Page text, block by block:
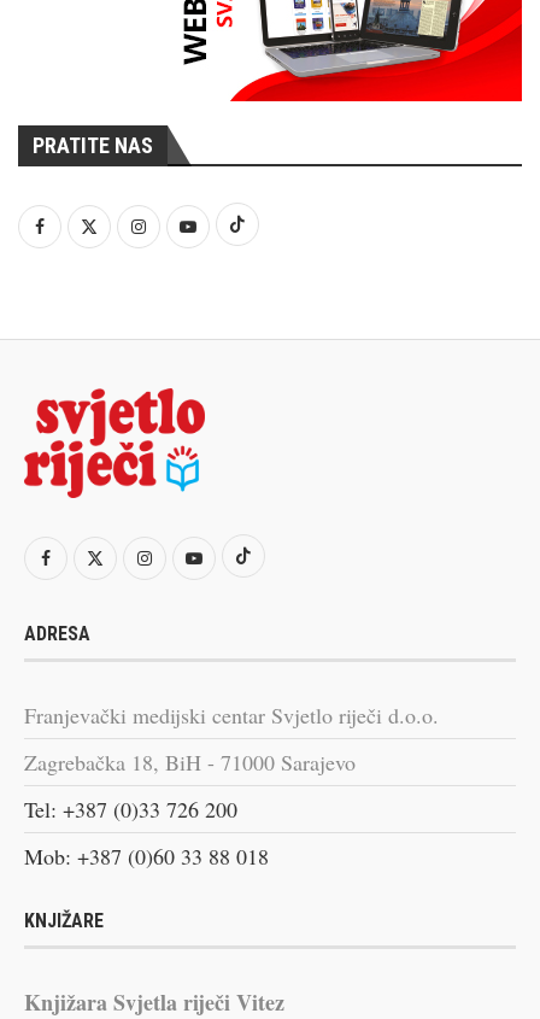
PRATITE NAS
ADRESA
Franjevački medijski centar Svjetlo riječi d.o.o.
Zagrebačka 18, BiH - 71000 Sarajevo
Tel: +387 (0)33 726 200
Mob: +387 (0)60 33 88 018
KNJIŽARE
Knjižara Svjetla riječi Vitez